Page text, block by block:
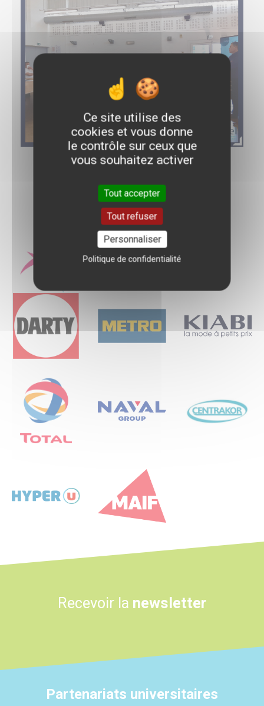
Quelques entreprises
d'accueil
Logo
Logo
Recevoir la newsletter
Partenariats universitaires
Ce site utilise des
cookies et vous donne
le contrôle sur ceux que
vous souhaitez activer
Tout accepter
Tout refuser
Personnaliser
Politique de confidentialité